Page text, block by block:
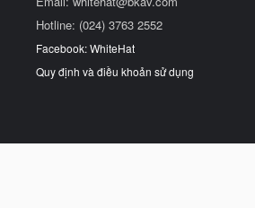
Hotline: (024) 3763 2552
Facebook: WhiteHat
Quy định và điều khoản sử dụng